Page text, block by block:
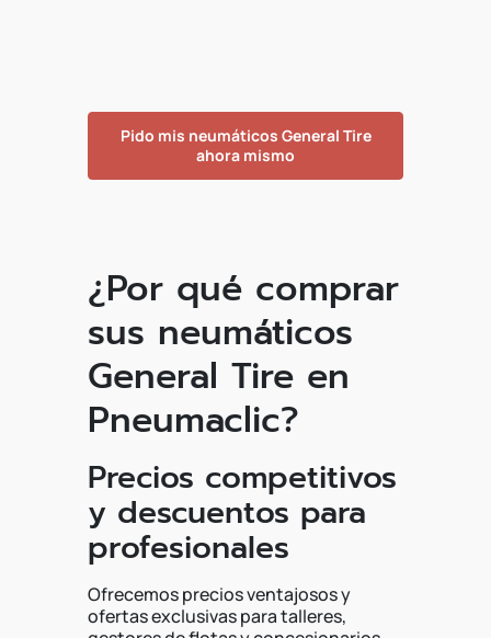
Pido mis neumáticos General Tire
ahora mismo
¿Por qué comprar
sus neumáticos
General Tire en
Pneumaclic?
Precios competitivos
y descuentos para
profesionales
Ofrecemos precios ventajosos y
ofertas exclusivas para talleres,